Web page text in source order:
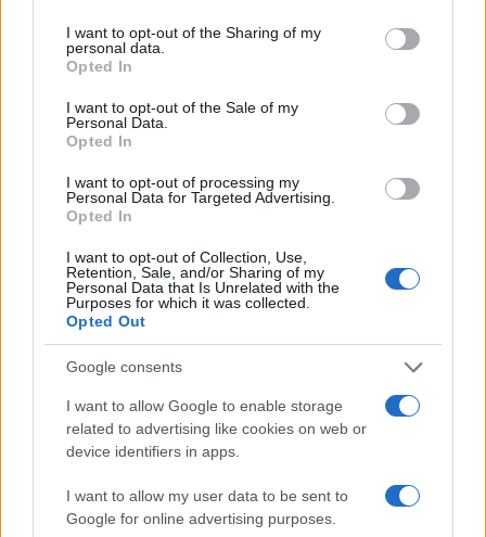
not limited to your visit or usage behaviour. You may click to
grant or deny consent to Google and its third-party tags to
use your data for below specified purposes in below Google
consent section.
I want to opt-out of the Sharing of my
personal data.
Opted In
I want to opt-out of the Sale of my
Personal Data.
Opted In
I want to opt-out of processing my
Personal Data for Targeted Advertising.
Opted In
I want to opt-out of Collection, Use,
Retention, Sale, and/or Sharing of my
Personal Data that Is Unrelated with the
Purposes for which it was collected.
Opted Out
Google consents
I want to allow Google to enable storage
related to advertising like cookies on web or
device identifiers in apps.
I want to allow my user data to be sent to
Google for online advertising purposes.
Paolo Pinna
Martina Agostina Diturco
I nostri cari
I nostri cari
Giovannimaria Cabras